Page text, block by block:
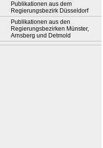
Publikationen aus dem
Regierungsbezirk Düsseldorf
Publikationen aus den
Regierungsbezirken Münster,
Arnsberg und Detmold